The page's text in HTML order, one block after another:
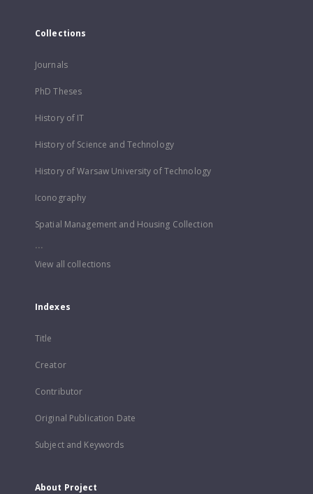
Collections
Journals
PhD Theses
History of IT
History of Science and Technology
History of Warsaw University of Technology
Iconography
Spatial Management and Housing Collection
...
View all collections
Indexes
Title
Creator
Contributor
Original Publication Date
Subject and Keywords
About Project